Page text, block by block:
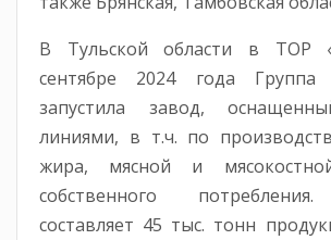
В Тульской области в ТОР
сентябре 2024 года Группа
запустила завод,
линиями, в т.ч. по
жира, мясной и
собственного
составляет 45 тыс. тонн